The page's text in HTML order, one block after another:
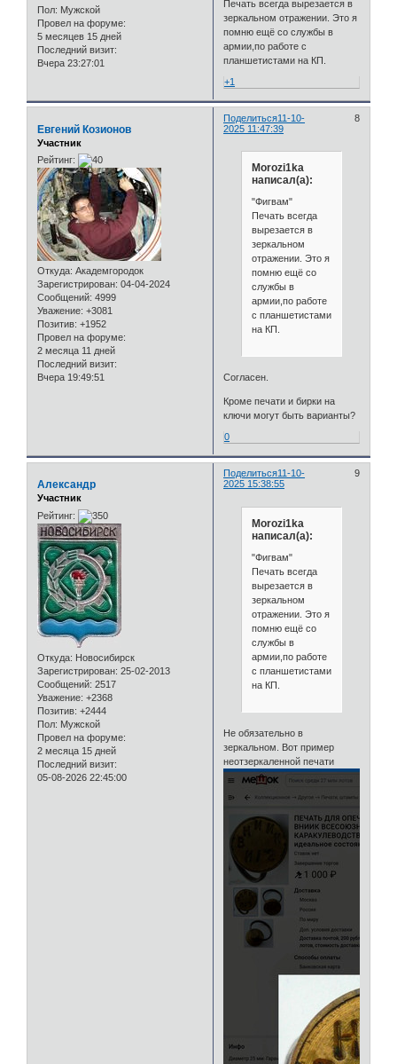
Пол: Мужской
Провел на форуме:
5 месяцев 15 дней
Последний визит:
Вчера 23:27:01
Печать всегда вырезается в
зеркальном отражении. Это я
помню ещё со службы в
армии,по работе с
планшетистами на КП.
+1
Поделиться 8
11-10-
2025 11:47:39
Евгений Козионов
Участник
Рейтинг:
Откуда: Академгородок
Зарегистрирован: 04-04-2024
Сообщений: 4999
Уважение: +3081
Позитив: +1952
Провел на форуме:
2 месяца 11 дней
Последний визит:
Вчера 19:49:51
Morozi1ka
написал(а):
"Фигвам"
Печать всегда
вырезается в
зеркальном
отражении. Это я
помню ещё со
службы в
армии,по работе
с планшетистами
на КП.
Согласен.
Кроме печати и бирки на
ключи могут быть варианты?
0
Поделиться 9
11-10-
2025 15:38:55
Александр
Участник
Рейтинг:
Откуда: Новосибирск
Зарегистрирован: 25-02-2013
Сообщений: 2517
Уважение: +2368
Позитив: +2444
Пол: Мужской
Провел на форуме:
2 месяца 15 дней
Последний визит:
05-08-2026 22:45:00
Morozi1ka
написал(а):
"Фигвам"
Печать всегда
вырезается в
зеркальном
отражении. Это я
помню ещё со
службы в
армии,по работе
с планшетистами
на КП.
Не обязательно в
зеркальном. Вот пример
неотзеркаленной печати